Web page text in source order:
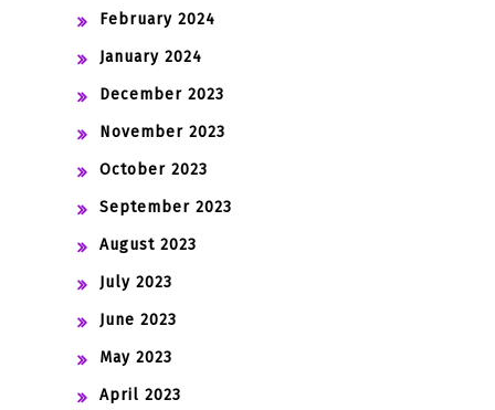
February 2024
January 2024
December 2023
November 2023
October 2023
September 2023
August 2023
July 2023
June 2023
May 2023
April 2023